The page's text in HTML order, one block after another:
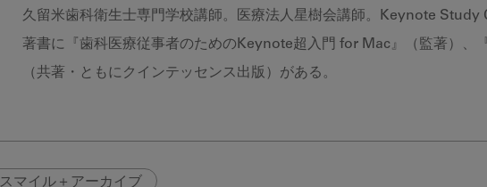
久留米歯科衛生士専門学校講師。医療法人星樹会講師。Keynote Study
著書に『歯科医療従事者のためのKeynote超入門 for Mac』（監著）、
（共著・ともにクインテッセンス出版）がある。
スマイル＋アーカイブ